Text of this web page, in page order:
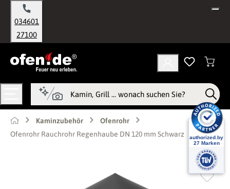
springen
034601
27100
Kaminzubehör
Ofenrohr
Ofenrohr Rauchrohr Regenhaube DN 120 mm Schwarz